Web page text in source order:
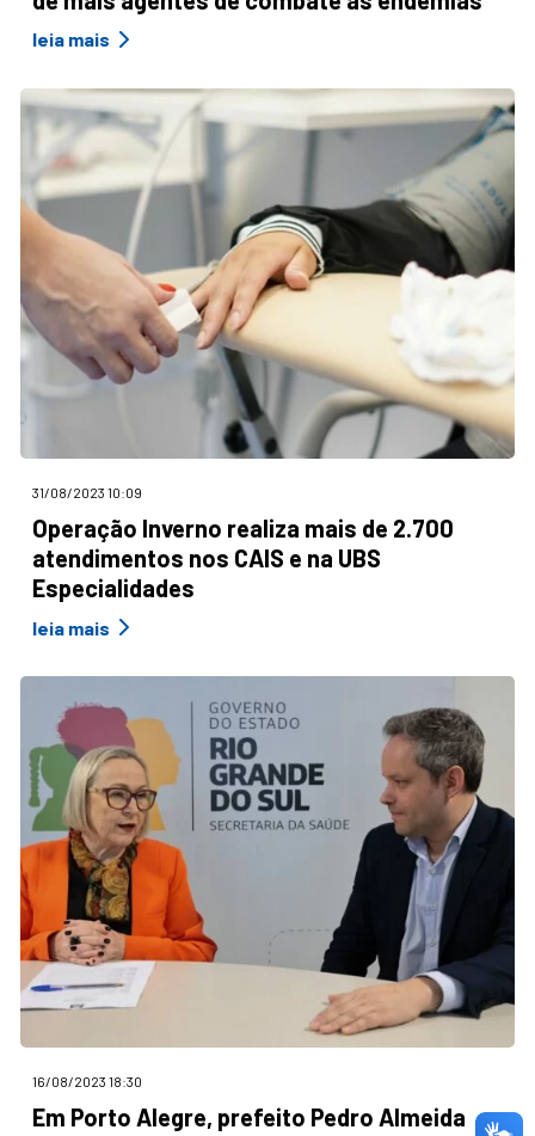
leia mais
31/08/2023 10:09
Operação Inverno realiza mais de 2.700
atendimentos nos CAIS e na UBS
Especialidades
leia mais
16/08/2023 18:30
Em Porto Alegre, prefeito Pedro Almeida